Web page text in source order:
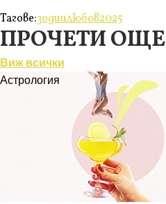
Тагове:зодиилюбов2025
ПРОЧЕТИ ОЩЕ
Виж всички
Астрология